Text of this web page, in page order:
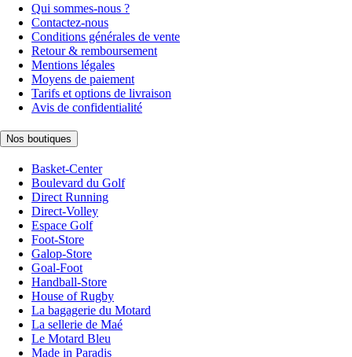
Qui sommes-nous ?
Contactez-nous
Conditions générales de vente
Retour & remboursement
Mentions légales
Moyens de paiement
Tarifs et options de livraison
Avis de confidentialité
Nos boutiques
Basket-Center
Boulevard du Golf
Direct Running
Direct-Volley
Espace Golf
Foot-Store
Galop-Store
Goal-Foot
Handball-Store
House of Rugby
La bagagerie du Motard
La sellerie de Maé
Le Motard Bleu
Made in Paradis